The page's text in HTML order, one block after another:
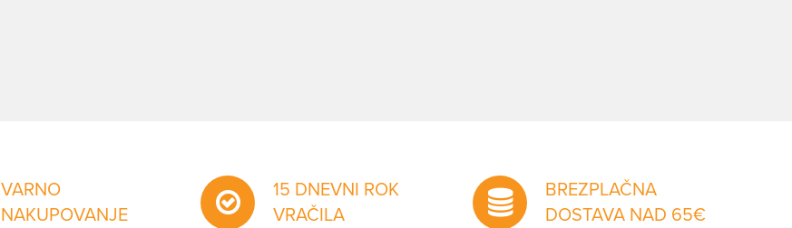
VARNO
NAKUPOVANJE
15 DNEVNI ROK
VRAČILA
BREZPLAČNA
DOSTAVA NAD 65€